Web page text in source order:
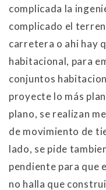
complicada la
complicado el
carretera o ahi hay
habitacional, para
conjuntos
proyecte lo más
plano, se realizan
de movimiento de
lado, se pide
pendiente para que
no halla que